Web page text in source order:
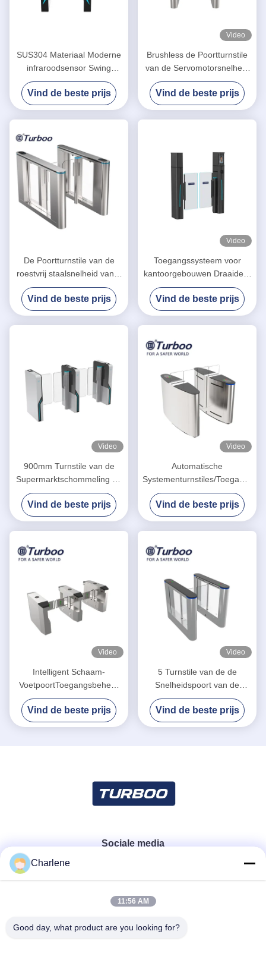
SUS304 Materiaal Moderne
infraroodsensor Swing
Speed Gate Draaien met
hoge MCBF
Vind de beste prijs
Video
Brushless de Poortturnstile
van de Servomotorsnelheid
de Barrièrepoort van de
Toegangsbeheerschommeling
Vind de beste prijs
De Poortturnstile van de
roestvrij staalsnelheid vangt
de Ingebouwde Kaart Lezer
Brushless Servo Motor
Vind de beste prijs
Video
Toegangssysteem voor
kantoorgebouwen Draaideur
Speed Gate Nova LA3219H
Vind de beste prijs
Video
900mm Turnstile van de
Supermarktschommeling de
Systemen van het
PoortToegangsbeheer
Vind de beste prijs
Video
Automatische
Systementurnstiles/
en Poorten24v Motorvoltage
Vind de beste prijs
Video
Intelligent Schaam-
VoetpoortToegangsbeheer
voor
Kleinhandelsmenigtecontrole
Vind de beste prijs
Video
5 Turnstile van de de
Snelheidspoort van de
parenschommeling
Intelligente Automatische
Systementurnstiles
Vind de beste prijs
Sociale media
Snel contact
Charlene
11:56 AM
Good day, what product are you looking for?